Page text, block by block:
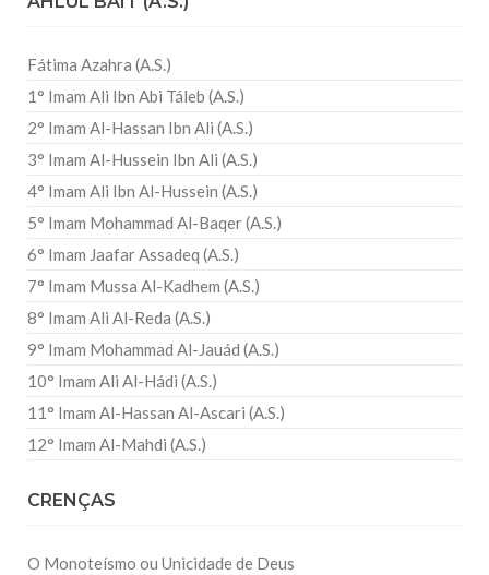
Fátima Azahra (A.S.)
1° Imam Ali Ibn Abi Táleb (A.S.)
2° Imam Al-Hassan Ibn Ali (A.S.)
3° Imam Al-Hussein Ibn Ali (A.S.)
4° Imam Ali Ibn Al-Hussein (A.S.)
5° Imam Mohammad Al-Baqer (A.S.)
6° Imam Jaafar Assadeq (A.S.)
7° Imam Mussa Al-Kadhem (A.S.)
8° Imam Ali Al-Reda (A.S.)
9° Imam Mohammad Al-Jauád (A.S.)
10° Imam Ali Al-Hádi (A.S.)
11° Imam Al-Hassan Al-Ascari (A.S.)
12° Imam Al-Mahdi (A.S.)
CRENÇAS
O Monoteísmo ou Unicidade de Deus